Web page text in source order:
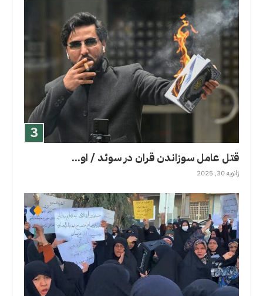
قتل عامل سوزاندن قران در سوئد / او...
ژانویه 30, 2025